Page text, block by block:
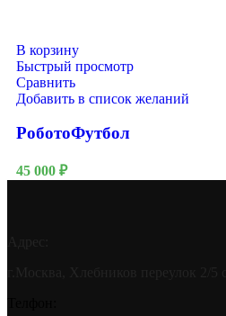
В корзину
Быстрый просмотр
Сравнить
Добавить в список желаний
РоботоФутбол
45 000 ₽